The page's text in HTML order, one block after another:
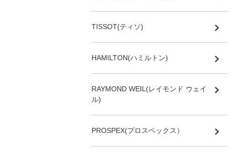
TISSOT(ティソ)
HAMILTON(ハミルトン)
RAYMOND WEIL(レイモンド ウェイ
ル)
PROSPEX(プロスペックス）